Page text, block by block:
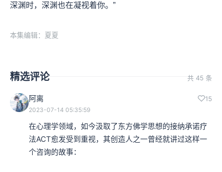
深渊时，深渊也在凝视着你。”
本集编辑：夏夏
精选评论 共 45 条
阿离 15
2023-07-14 05:35:59
在心理学领域，如今汲取了东方佛学思想的接纳承诺疗
法ACT愈发受到重视，其创造人之一曾经就讲过这样一
个咨询的故事：